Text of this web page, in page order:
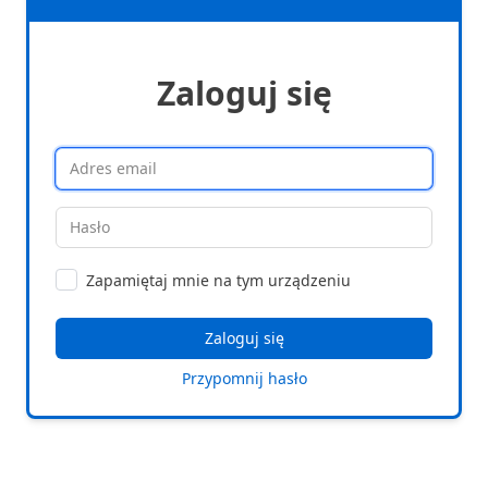
Zaloguj się
Zapamiętaj mnie na tym urządzeniu
Przypomnij hasło